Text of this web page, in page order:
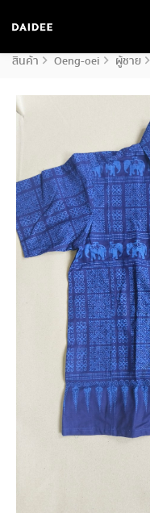
สินค้า Oeng-oei ผู้ชาย